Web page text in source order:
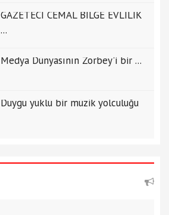
GAZETECİ CEMAL BİLGE EVLİLİK
...
Medya Dünyasının Zorbey'i bir ...
Duygu yüklü bir müzik yolculuğu